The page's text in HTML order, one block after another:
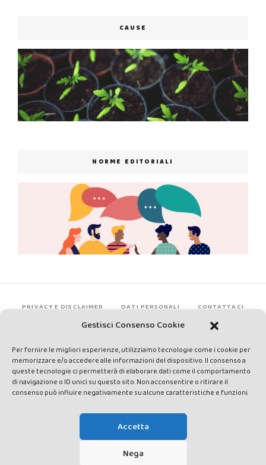
Gestisci Consenso Cookie
Per fornire le migliori esperienze, utilizziamo tecnologie come i cookie per
memorizzare e/o accedere alle informazioni del dispositivo. Il consenso a
queste tecnologie ci permetterà di elaborare dati come il comportamento
di navigazione o ID unici su questo sito. Non acconsentire o ritirare il
consenso può influire negativamente su alcune caratteristiche e funzioni.
Accetta
Nega
CAUSE
NORME EDITORIALI
PRIVACY E DISCLAIMER DATI PERSONALI CONTATTACI
rights reserved - Testata registrata presso il Tribunale di Siena con
autorizzazione n°1 del 12/04/2014 - Direttrice Responsabile: Chiara
Cacace - E-mail: direzione@lavaldichiana.it - Editore: Valdichiana
Media Srl – P.IVA e C.F. 01377300528 –